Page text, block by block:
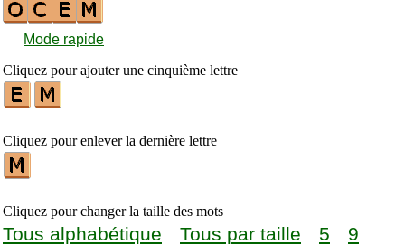
Mode rapide
Cliquez pour ajouter une cinquième lettre
Cliquez pour enlever la dernière lettre
Cliquez pour changer la taille des mots
Tous alphabétique Tous par taille 5
9